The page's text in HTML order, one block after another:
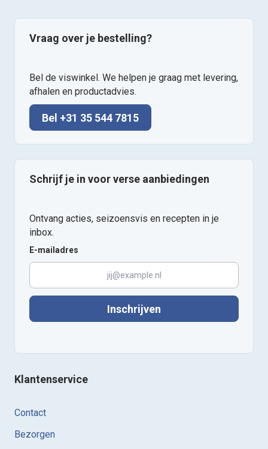
Vraag over je bestelling?
Bel de viswinkel. We helpen je graag met levering,
afhalen en productadvies.
Bel +31 35 544 7815
Schrijf je in voor verse aanbiedingen
Ontvang acties, seizoensvis en recepten in je
inbox.
E-mailadres
Inschrijven
Klantenservice
Contact
Bezorgen